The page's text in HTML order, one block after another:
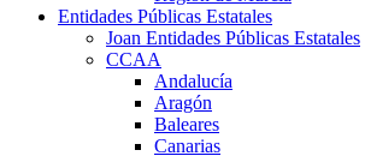
Entidades Públicas Estatales
Joan Entidades Públicas Estatales
CCAA
Andalucía
Aragón
Baleares
Canarias